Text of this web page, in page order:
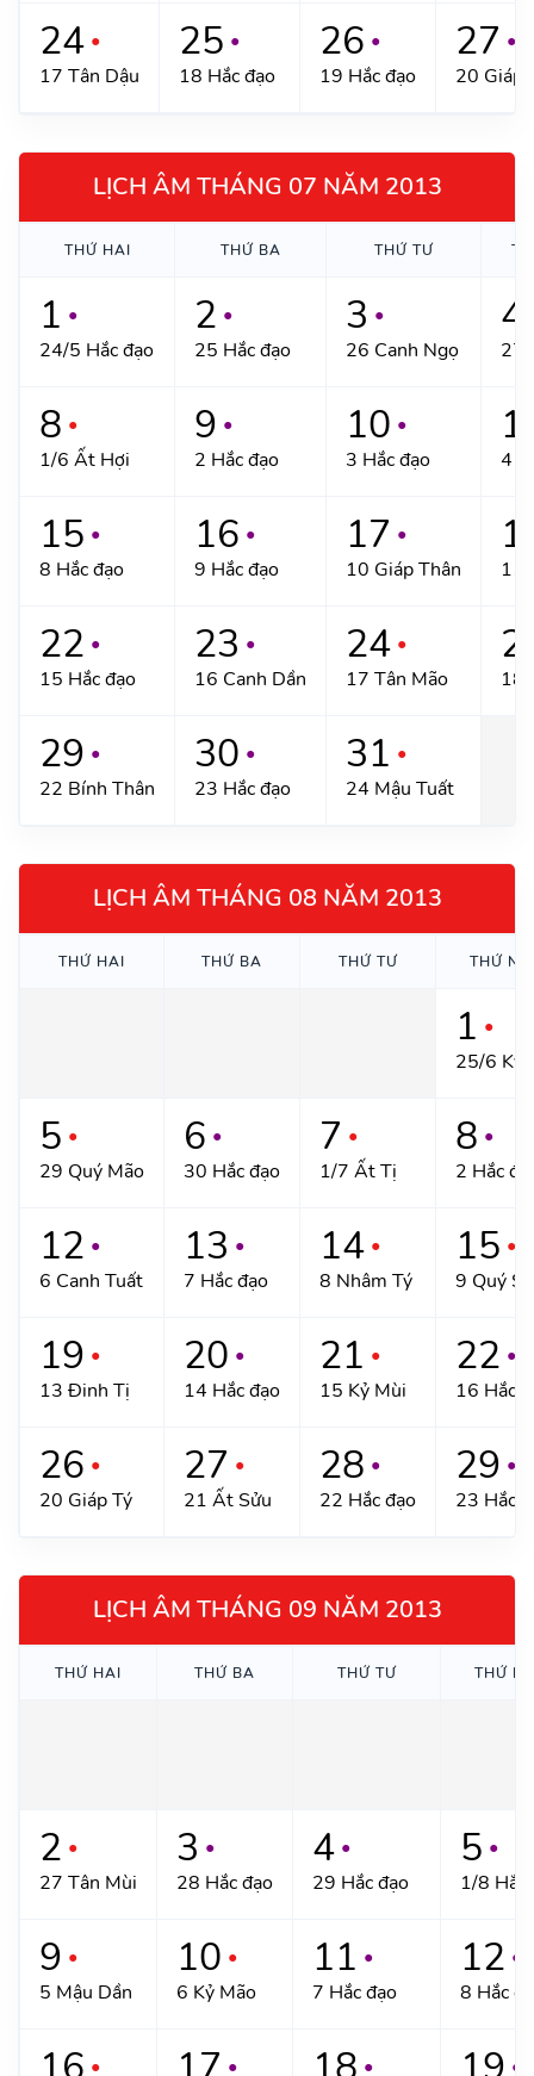
24 ●
17 Tân Dậu
25 ●
18 Hắc đạo
26 ●
19 Hắc đạo
27 ●
20 Giáp
LỊCH ÂM THÁNG 07 NĂM 2013
THỨ HAI THỨ BA THỨ TƯ
1 ●
24/5 Hắc đạo
2 ●
25 Hắc đạo
3 ●
26 Canh Ngọ
4
27
8 ●
1/6 Ất Hợi
9 ●
2 Hắc đạo
10 ●
3 Hắc đạo 4
15 ●
8 Hắc đạo
16 ●
9 Hắc đạo
17 ●
10 Giáp Thân 11
22 ●
15 Hắc đạo
23 ●
16 Canh Dần
24 ●
17 Tân Mão 18
29 ●
22 Bính Thân
30 ●
23 Hắc đạo
31 ●
24 Mậu Tuất
LỊCH ÂM THÁNG 08 NĂM 2013
THỨ HAI THỨ BA THỨ TƯ THỨ
1 ●
25/6 Kỷ
5 ●
29 Quý Mão
6 ●
30 Hắc đạo
7 ●
1/7 Ất Tị
8 ●
2 Hắc
12 ●
6 Canh Tuất
13 ●
7 Hắc đạo
14 ●
8 Nhâm Tý
15 ●
9 Quý
19 ●
13 Đinh Tị
20 ●
14 Hắc đạo
21 ●
15 Kỷ Mùi
22 ●
16 Hắc
26 ●
20 Giáp Tý
27 ●
21 Ất Sửu
28 ●
22 Hắc đạo
29 ●
23 Hắc
LỊCH ÂM THÁNG 09 NĂM 2013
THỨ HAI THỨ BA THỨ TƯ THỨ
2 ●
27 Tân Mùi
3 ●
28 Hắc đạo
4 ●
29 Hắc đạo
5 ●
1/8 Hắc
9 ●
5 Mậu Dần
10 ●
6 Kỷ Mão
11 ●
7 Hắc đạo
12 ●
8 Hắc
● ● ● ●